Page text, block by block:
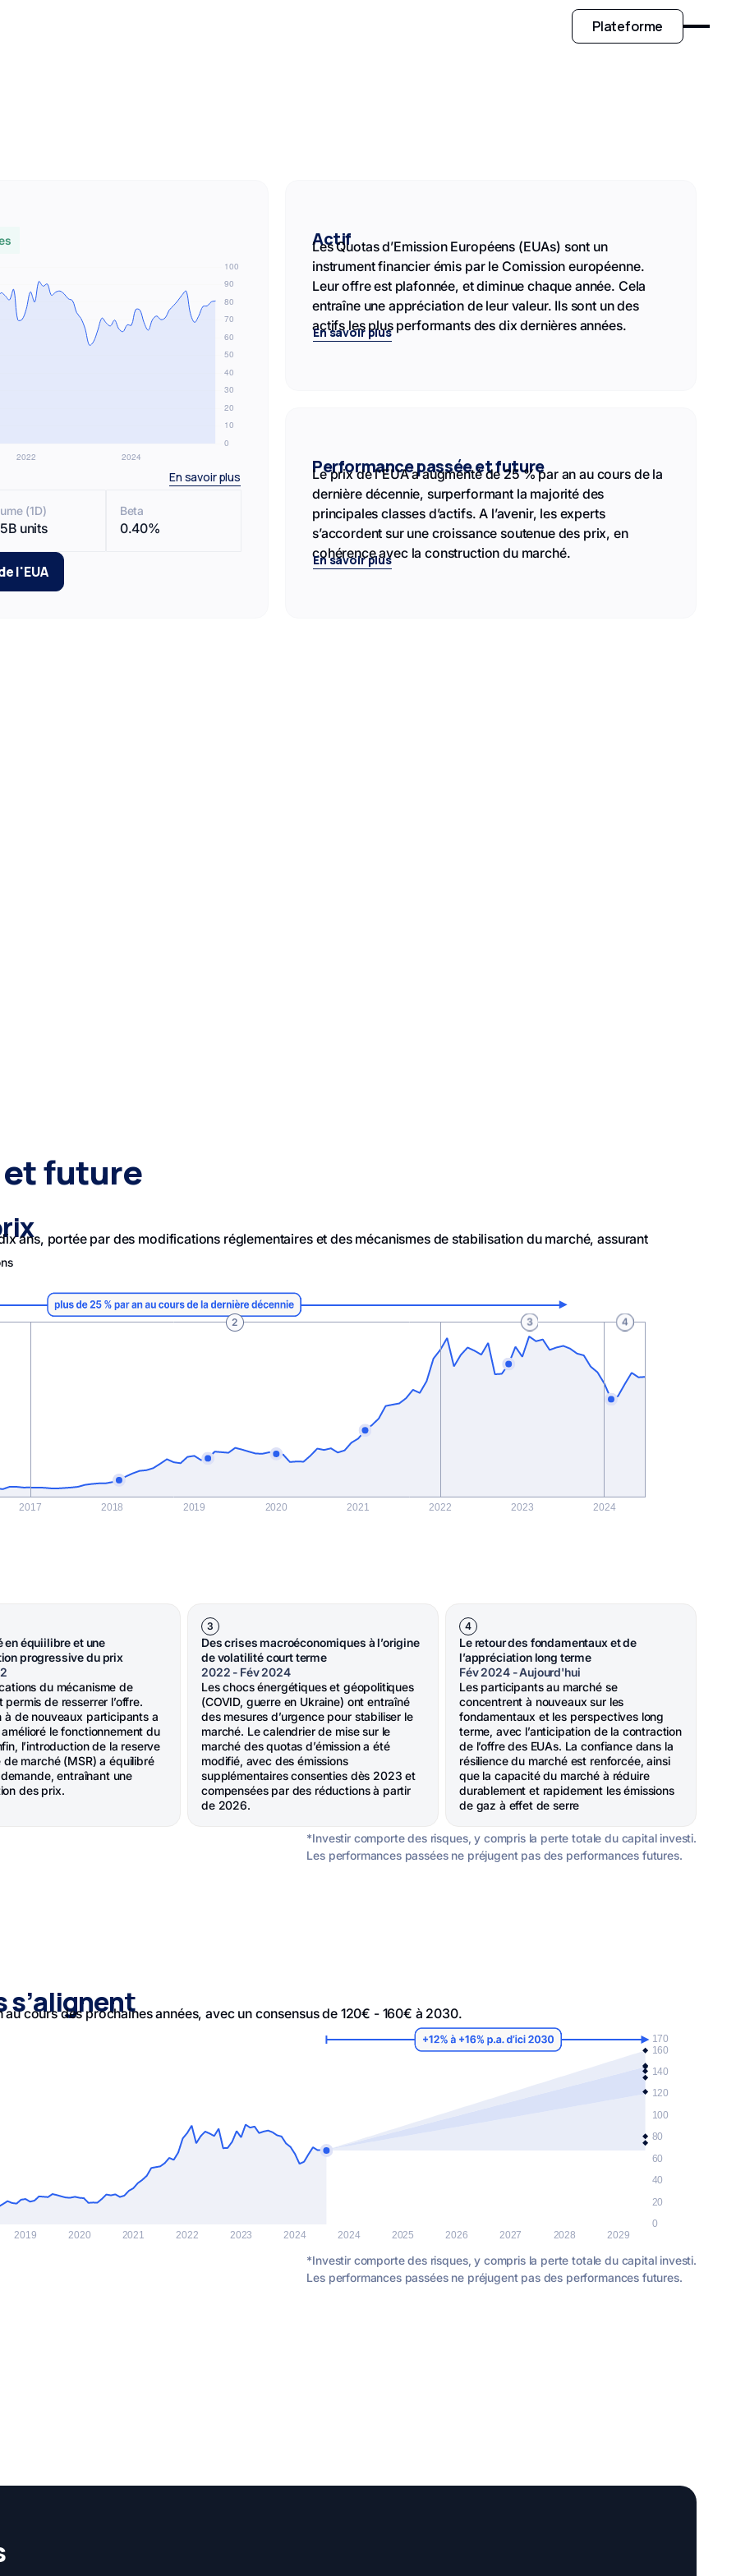
Plateforme
En savoir plus
(1D)
units
Beta
0.40%
l'EUA
Actif
Les Quotas d’Emission Européens (EUAs) sont un
instrument financier émis par le Comission européenne.
Leur offre est plafonnée, et diminue chaque année. Cela
entraîne une appréciation de leur valeur. Ils sont un des
actifs les plus performants des dix dernières années.
En savoir plus
Performance passée et future
Le prix de l'EUA a augmenté de 25 % par an au cours de la
dernière décennie, surperformant la majorité des
principales classes d’actifs. A l’avenir, les experts
s’accordent sur une croissance soutenue des prix, en
cohérence avec la construction du marché.
En savoir plus
et future
ans, portée par des modifications réglementaires et des mécanismes de stabilisation du marché, assurant
en équiilibre et une
progressive du prix
du mécanisme de
permis de resserrer l’offre.
à de nouveaux participants a
le fonctionnement du
l’introduction de la reserve
marché (MSR) a équilibré
demande, entraînant une
des prix.
3
Des crises macroéconomiques à l’origine
de volatilité court terme
2022 - Fév 2024
Les chocs énergétiques et géopolitiques
(COVID, guerre en Ukraine) ont entraîné
des mesures d’urgence pour stabiliser le
marché. Le calendrier de mise sur le
marché des quotas d’émission a été
modifié, avec des émissions
supplémentaires consenties dès 2023 et
compensées par des réductions à partir
de 2026.
4
Le retour des fondamentaux et de
l’appréciation long terme
Fév 2024 - Aujourd'hui
Les participants au marché se
concentrent à nouveaux sur les
fondamentaux et les perspectives long
terme, avec l’anticipation de la contraction
de l’offre des EUAs. La confiance dans la
résilience du marché est renforcée, ainsi
que la capacité du marché à réduire
durablement et rapidement les émissions
de gaz à effet de serre
*Investir comporte des risques, y compris la perte totale du capital investi.
Les performances passées ne préjugent pas des performances futures.
s’alignent
cours des prochaines années, avec un consensus de 120€ - 160€ à 2030.
*Investir comporte des risques, y compris la perte totale du capital investi.
Les performances passées ne préjugent pas des performances futures.